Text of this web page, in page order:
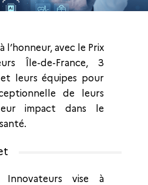
l’honneur, avec le Prix
Île-de-France, 3
leurs équipes pour
de leurs
impact dans le
vise à